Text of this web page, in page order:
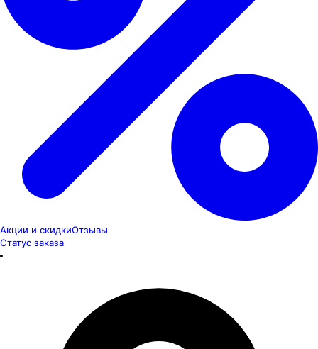
Акции и скидкиОтзывы
Статус заказа